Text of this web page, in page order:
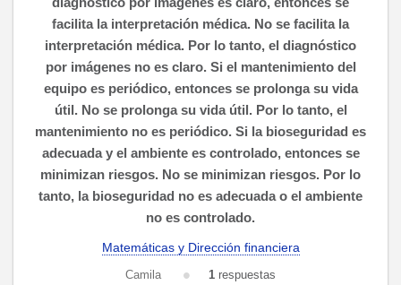
facilita la interpretación médica. No se facilita la
interpretación médica. Por lo tanto, el diagnóstico
por imágenes no es claro. Si el mantenimiento del
equipo es periódico, entonces se prolonga su vida
útil. No se prolonga su vida útil. Por lo tanto, el
mantenimiento no es periódico. Si la bioseguridad es
adecuada y el ambiente es controlado, entonces se
minimizan riesgos. No se minimizan riesgos. Por lo
tanto, la bioseguridad no es adecuada o el ambiente
no es controlado.
Matemáticas y Dirección financiera
Camila 1 respuestas